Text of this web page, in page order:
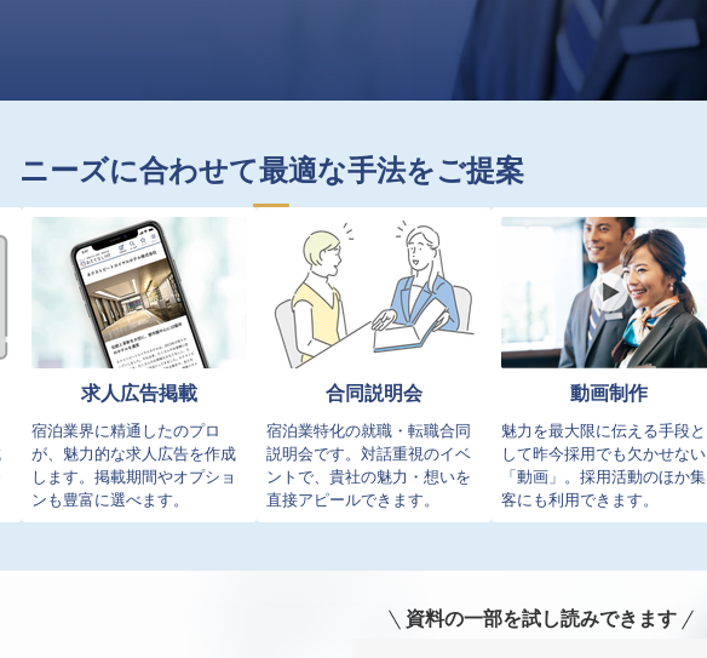
ニーズに合わせて最適な手法をご提案
求人広告掲載
宿泊業界に精通したのプロ
が、魅力的な求人広告を作成
します。掲載期間やオプショ
ンも豊富に選べます。
合同説明会
宿泊業特化の就職・転職合同
説明会です。対話重視のイベ
ントで、貴社の魅力・想いを
直接アピールできます。
動画制作
魅力を最大限に伝える手段と
して昨今採用でも欠かせない
「動画」。採用活動のほか集
客にも利用できます。
資料の一部を試し読みできます